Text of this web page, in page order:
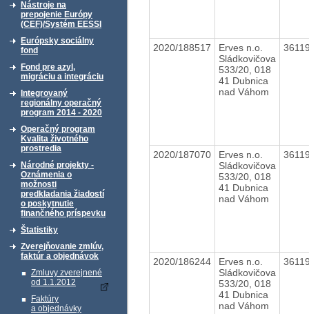
Nástroje na
prepojenie Európy
(CEF)/Systém EESSI
Európsky sociálny
fond
Fond pre azyl,
migráciu a integráciu
Integrovaný
regionálny operačný
program 2014 - 2020
Operačný program
Kvalita životného
prostredia
Národné projekty -
Oznámenia o
možnosti
predkladania žiadostí
o poskytnutie
finančného príspevku
Štatistiky
Zverejňovanie zmlúv,
faktúr a objednávok
Zmluvy zverejnené
od 1.1.2012
Faktúry
a objednávky
2020/188517
Erves n.o.
Sládkovičova
533/20, 018
41 Dubnica
nad Váhom
2020/187070
Erves n.o.
Sládkovičova
533/20, 018
41 Dubnica
nad Váhom
2020/186244
Erves n.o.
Sládkovičova
533/20, 018
41 Dubnica
nad Váhom